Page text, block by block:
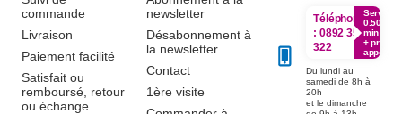
commande
Livraison
Paiement facilité
Satisfait ou
remboursé, retour
ou échange
newsletter
Désabonnement à
la newsletter
Contact
1ère visite
Téléphone
: 0892 350
322
Service
0.50€ /
min
+ prix
appel
Du lundi au
samedi de 8h à
20h
et le dimanche